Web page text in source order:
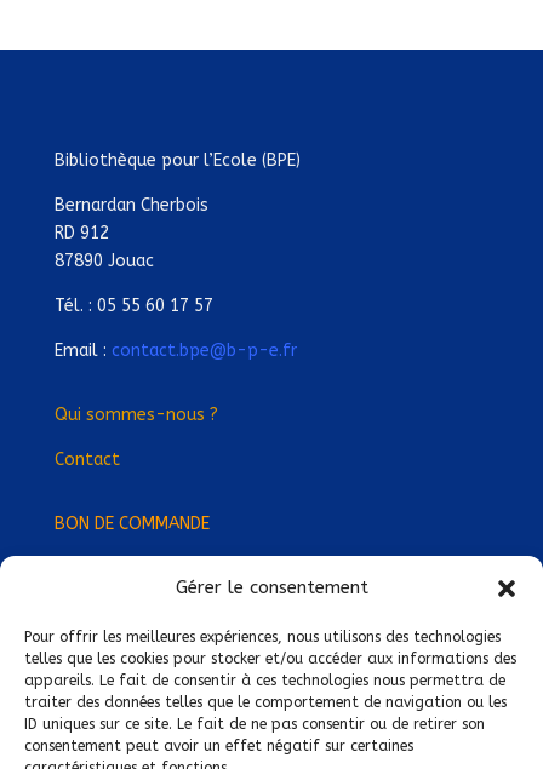
Gérer le consentement
Pour offrir les meilleures expériences, nous utilisons des technologies
telles que les cookies pour stocker et/ou accéder aux informations des
appareils. Le fait de consentir à ces technologies nous permettra de
traiter des données telles que le comportement de navigation ou les
ID uniques sur ce site. Le fait de ne pas consentir ou de retirer son
consentement peut avoir un effet négatif sur certaines
Bibliothèque pour l’Ecole (BPE)
Bernardan Cherbois
RD 912
87890 Jouac
Tél. : 05 55 60 17 57
Email : contact.bpe@b-p-e.fr
Qui sommes-nous ?
Contact
BON DE COMMANDE
Devenez Délégué·e Régional·e !
Trouvez-nous près de chez vous !
Mentions légales
Conditions générales de vente